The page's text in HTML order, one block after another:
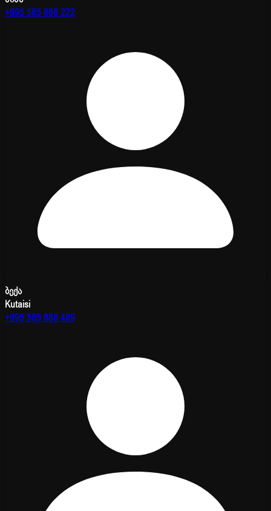
+995 585 888 222
ბექა
Kutaisi
+995 585 888 489